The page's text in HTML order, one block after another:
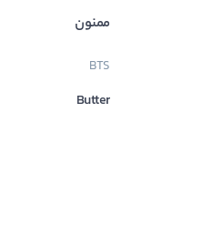
ممنون
BTS
Butter